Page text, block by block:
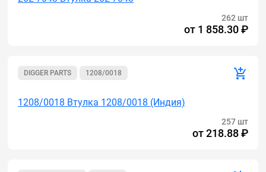
262 шт
от 1 858.30 ₽
DIGGER PARTS 1208/0018
1208/0018 Втулка 1208/0018 (Индия)
257 шт
от218.88 ₽